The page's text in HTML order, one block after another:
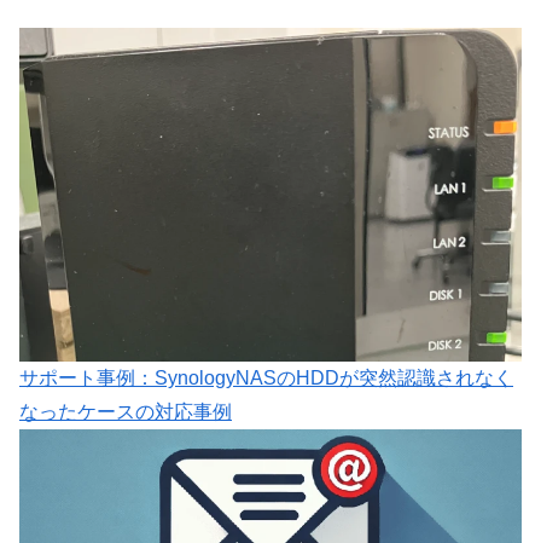
サポート事例：SynologyNASのHDDが突然認識されなく
なったケースの対応事例